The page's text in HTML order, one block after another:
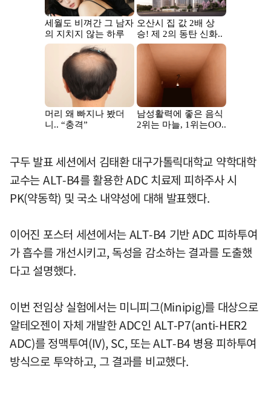
구두 발표 세션에서 김태환 대구가톨릭대학교 약학대학
교수는 ALT-B4를 활용한 ADC 치료제 피하주사 시
PK(약동학) 및 국소 내약성에 대해 발표했다.
이어진 포스터 세션에서는 ALT-B4 기반 ADC 피하투여
가 흡수를 개선시키고, 독성을 감소하는 결과를 도출했
다고 설명했다.
이번 전임상 실험에서는 미니피그(Minipig)를 대상으로
알테오젠이 자체 개발한 ADC인 ALT-P7(anti-HER2
ADC)를 정맥투여(IV), SC, 또는 ALT-B4 병용 피하투여
방식으로 투약하고, 그 결과를 비교했다.